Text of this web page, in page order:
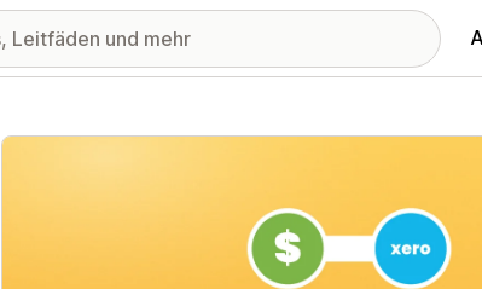
Vorgestellte Bildergalerie